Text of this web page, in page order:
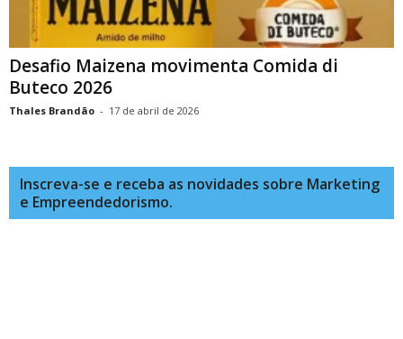
Desafio Maizena movimenta Comida di
Buteco 2026
Thales Brandão - 17 de abril de 2026
Inscreva-se e receba as novidades sobre Marketing
e Empreendedorismo.